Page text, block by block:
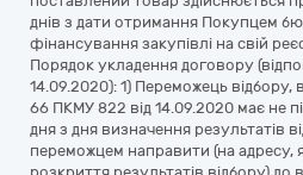
днів з дати отримання Покупцем
фінансування закупівлі на свій
Порядок укладення договору
14.09.2020): 1) Переможець
66 ПКМУ 822 від 14.09.2020 має не
дня з дня визначення результатів
переможцем направити (на адресу,